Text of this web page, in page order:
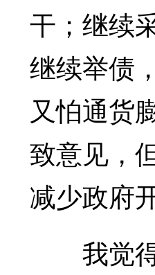
干；继续
继续举债
又怕通货
致意见，
减少政府
我觉得